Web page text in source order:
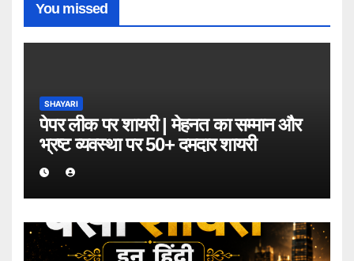
You missed
SHAYARI
पेपर लीक पर शायरी | मेहनत का सम्मान और
भ्रष्ट व्यवस्था पर 50+ दमदार शायरी